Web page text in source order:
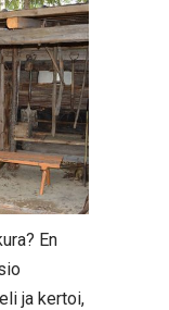
En
ja kertoi,